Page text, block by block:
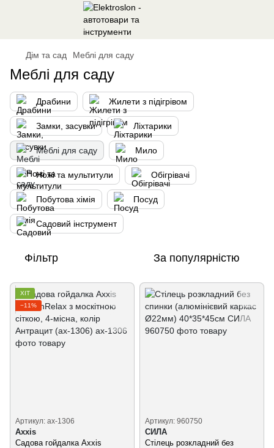
Дім та сад Меблі для саду
Меблі для саду
Драбини Жилети з підігрівом
Замки, засувки Ліхтарики
Меблі для саду Мило
Ножі та мультитули Обігрівачі
Побутова хімія Посуд
Садовий інструмент
Фільтр За популярністю
ХІТ
−11%
Артикул: ax-1306
Axxis
Садова гойдалка Axxis
Артикул: 960750
СИЛА
Стілець розкладний без